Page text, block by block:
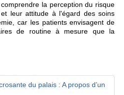
la perception du risque
leur attitude à l'égard des soins
car les patients envisagent de
de routine à mesure que la
du palais : A propos d’un